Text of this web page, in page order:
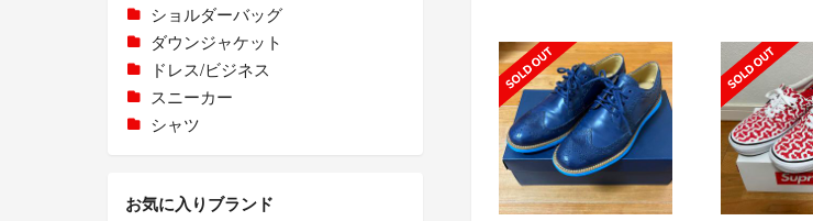
ショルダーバッグ
ダウンジャケット
ドレス/ビジネス
スニーカー
シャツ
お気に入りブランド